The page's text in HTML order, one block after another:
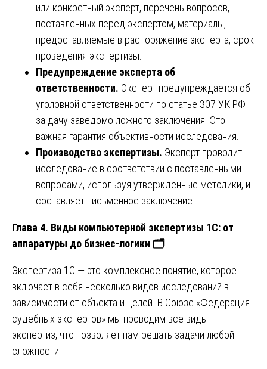
или конкретный эксперт, перечень вопросов,
поставленных перед экспертом, материалы,
предоставляемые в распоряжение эксперта, срок
проведения экспертизы.
Предупреждение эксперта об
ответственности. Эксперт предупреждается об
уголовной ответственности по статье 307 УК РФ
за дачу заведомо ложного заключения. Это
важная гарантия объективности исследования.
Производство экспертизы. Эксперт проводит
исследование в соответствии с поставленными
вопросами, используя утвержденные методики, и
составляет письменное заключение.
Глава 4. Виды компьютерной экспертизы 1С: от
аппаратуры до бизнес-логики 🗂
Экспертиза 1С — это комплексное понятие, которое
включает в себя несколько видов исследований в
зависимости от объекта и целей. В Союзе «Федерация
судебных экспертов» мы проводим все виды
экспертиз, что позволяет нам решать задачи любой
сложности.